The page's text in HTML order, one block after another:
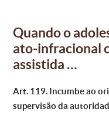
Quando o
ato-infracional
assistida …
Art. 119. Incumbe ao
supervisão da